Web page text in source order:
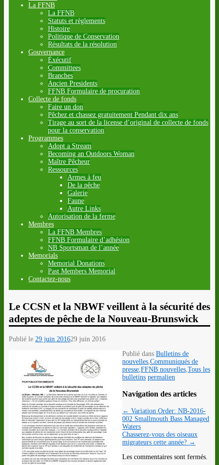
La FFNB
La FFNB
Statuts et règlements
Histoire
Politique de Conservation
Résultats de la résolution
Gouvernance
Éxécutif
Committees
Branches
Ancien Presidents
FFNB Formulaire de procuration
Collecte de fonds
Faire un don
Pêchez et chassez gratuitement Pendant dix ans
Tirage au sort de la license d’original de collecte de fonds
pour la conservation
Programmes
Adopt a Stream
Becoming an Outdoors Woman
Maître Pêcheur
Ressources
Armes à feu
De la pêche
Galerie
Faune
Autre Links
Autorisation de la ferme
Membres
La FFNB Membres
FFNB Formulaire d’adhésion
NB Sportsman de l’année
Memorials
Memorial Donations
Past Members Memorial
Contactez-nous
Le CCSN et la NBWF veillent à la sécurité des
adeptes de pêche de la Nouveau-Brunswick
Publié le 29 juin 201629 juin 2016
Publié dans Bulletins de
nouvelles Communiqués de
presse FFNB nouvelles Tous les
bulletins permalien
Navigation des articles
← Variation Order: NB-2016-
002 Smallmouth Bass Managed
Waters
Chasserez-vous des oiseaux
migrateurs cette année? →
Les commentaires sont fermés.